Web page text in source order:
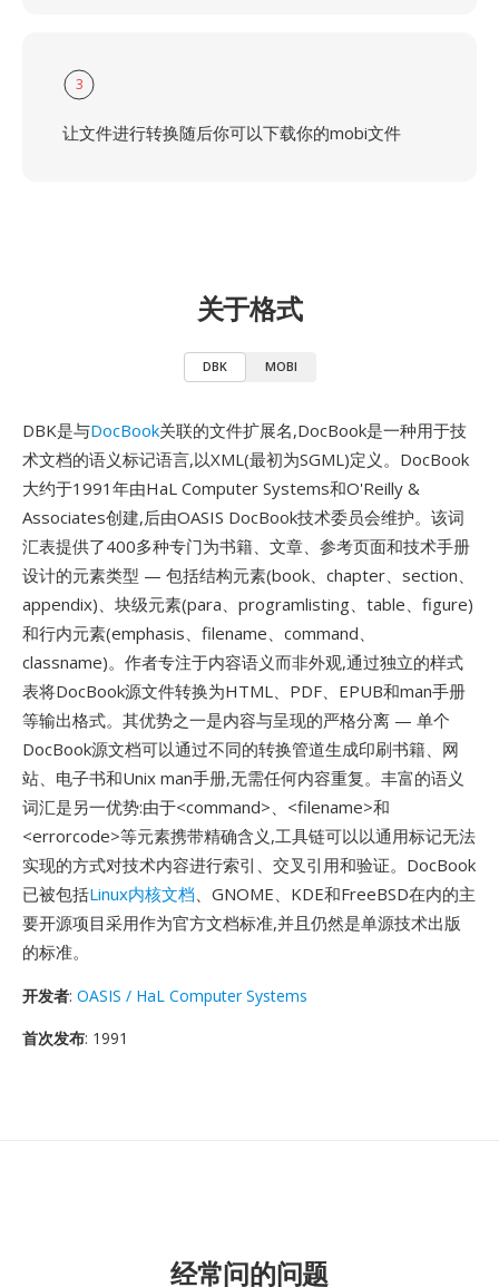
3
让文件进行转换随后你可以下载你的mobi文件
关于格式
DBK MOBI
DBK是与DocBook关联的文件扩展名,DocBook是一种用于技
术文档的语义标记语言,以XML(最初为SGML)定义。DocBook
大约于1991年由HaL Computer Systems和O'Reilly &
Associates创建,后由OASIS DocBook技术委员会维护。该词
汇表提供了400多种专门为书籍、文章、参考页面和技术手册
设计的元素类型 — 包括结构元素(book、chapter、section、
appendix)、块级元素(para、programlisting、table、figure)
和行内元素(emphasis、filename、command、
classname)。作者专注于内容语义而非外观,通过独立的样式
表将DocBook源文件转换为HTML、PDF、EPUB和man手册
等输出格式。其优势之一是内容与呈现的严格分离 — 单个
DocBook源文档可以通过不同的转换管道生成印刷书籍、网
站、电子书和Unix man手册,无需任何内容重复。丰富的语义
词汇是另一优势:由于<command>、<filename>和
<errorcode>等元素携带精确含义,工具链可以以通用标记无法
实现的方式对技术内容进行索引、交叉引用和验证。DocBook
已被包括Linux内核文档、GNOME、KDE和FreeBSD在内的主
要开源项目采用作为官方文档标准,并且仍然是单源技术出版
的标准。
开发者: OASIS / HaL Computer Systems
首次发布: 1991
经常问的问题